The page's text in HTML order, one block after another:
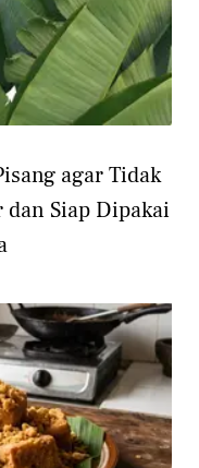
agar Tidak
Siap Dipakai